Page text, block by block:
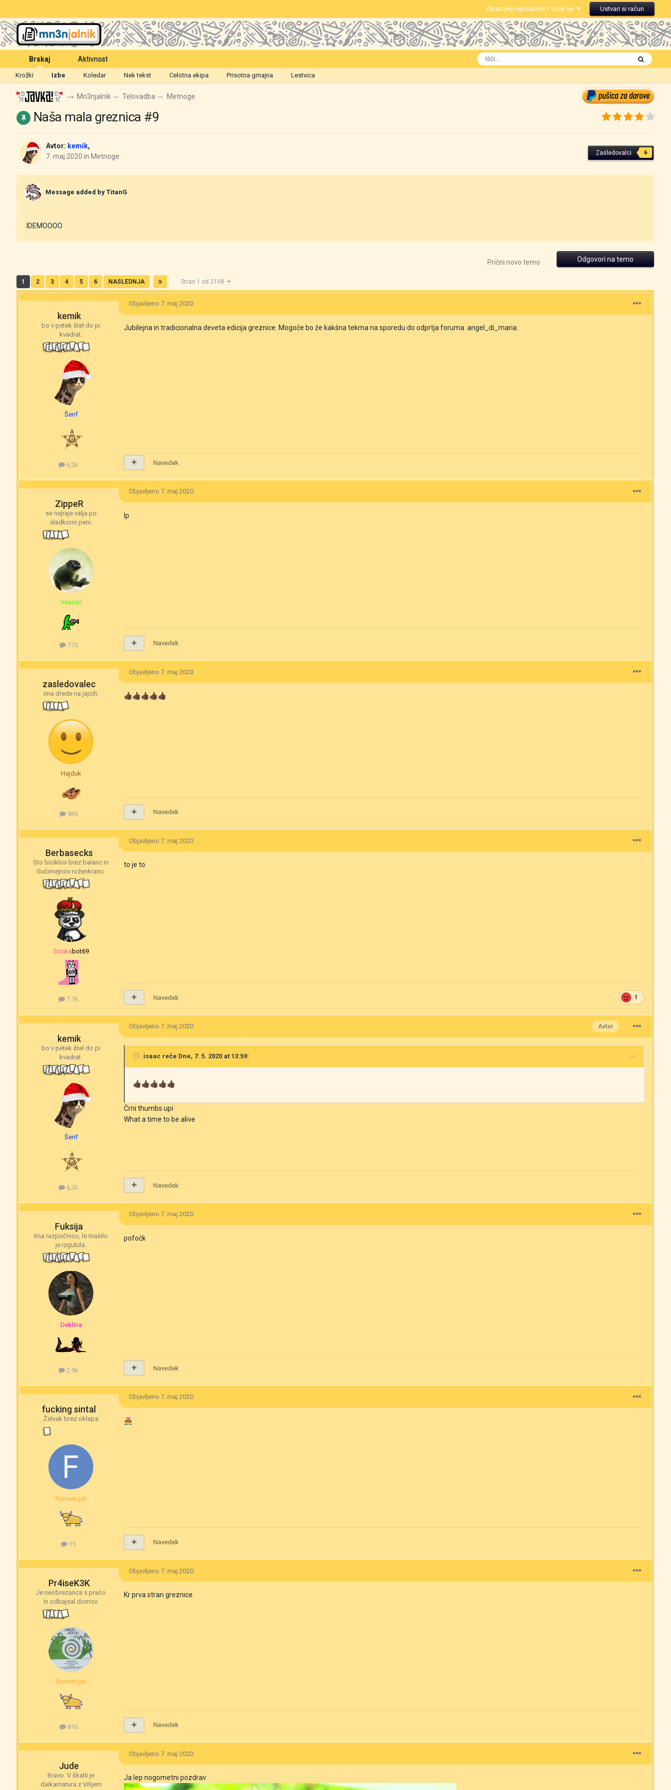
Obstoječi uporabnik? Vpiši se Ustvari si račun
Brskaj
Krožki Izbe Koledar Nek tekst Celotna ekipa Prisotna gmajna Lestvica
Aktivnost
Mn3njalnik Telovadba Metnoge
Naša mala greznica #9
Avtor: kemik,
7. maj 2020 in Metnoge Zasledovalci 6
Message added by TitanG
IDEMOOOO
Odgovori na temo
Prični novo temo
1 2 3 4 5 6 NASLEDNJA Stran 1 od 2108
kemik
bo v petek štel do pi
kvadrat.
Šerif
6,2k
Objavljeno7. maj 2020
Jubilejna in tradicionalna deveta edicija greznice. Mogoče bo že kakšna tekma na sporedu do odprtja foruma :angel_di_maria:
Navedek
ZippeR
se najraje valja po
sladkorni peni.
Vesoljc
773
Objavljeno7. maj 2020
lp
Navedek
zasledovalec
ima drede na jajcih.
Hajduk
985
Objavljeno7. maj 2020
👍🏿👍🏿👍🏿👍🏿👍🏿
Navedek
Berbasecks
Sto biciklov brez balanc in
Gučimejnov roženkranc.
‎‎Socksbot69
7,7k
Objavljeno7. maj 2020
to je to
1
Navedek
kemik
bo v petek štel do pi
kvadrat.
Šerif
6,2k
Avtor
Objavljeno7. maj 2020
isaac reče Dne, 7. 5. 2020 at 13:59:
👍🏿👍🏿👍🏿👍🏿👍🏿
Črni thumbs upi
What a time to be alive
Navedek
Fuksija
Ima razpočnico, le mašilo
je izgubila.
Deklina
2,9k
Objavljeno7. maj 2020
pofočk
Navedek
fucking sintal
Želvak brez oklepa
Rumeni jak
15
Objavljeno7. maj 2020
👨‍❤️‍👨
Navedek
Pr4iseK3K
Je neobrezanca s pračo
in odbajsal domov.
Rumeni jak
816
Objavljeno7. maj 2020
Kr prva stran greznice
Navedek
Jude
Bravo. V škatli je
daikamatura z Vilijem
Objavljeno7. maj 2020
Ja lep nogometni pozdrav